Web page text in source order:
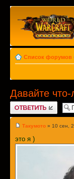
Список форумов
Давайте
Ответить
Такумото » 10 сен,
это я )